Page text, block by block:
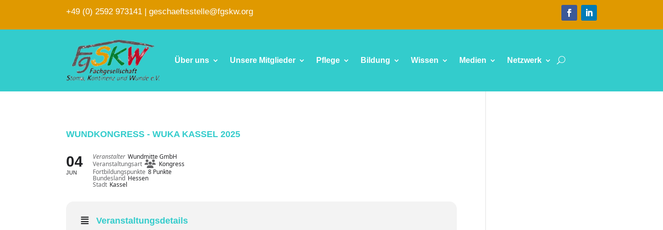
+49 (0) 2592 973141 |geschaeftsstelle@fgskw.org
Über uns Unsere Mitglieder Pflege Bildung Wissen Medien Netzwerk
WUNDKONGRESS - WUKA KASSEL 2025
04
JUN
Veranstalter Wundmitte GmbH
Veranstaltungsart
Kongress
Fortbildungspunkte 8 Punkte
Bundesland Hessen
Stadt Kassel
Veranstaltungsdetails